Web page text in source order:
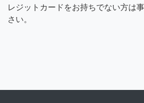
レジットカードをお持ちでない方は
さい。